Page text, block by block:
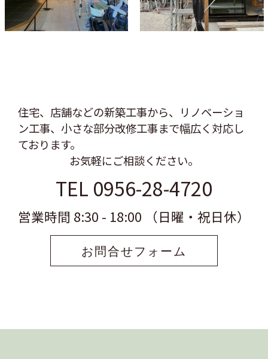
住宅、店舗などの新築工事から、リノベーショ
ン工事、 小さな部分改修工事まで幅広く対応し
ております。
お気軽にご相談ください。
TEL 0956-28-4720
営業時間 8:30 - 18:00 （日曜・祝日休）
お問合せフォーム